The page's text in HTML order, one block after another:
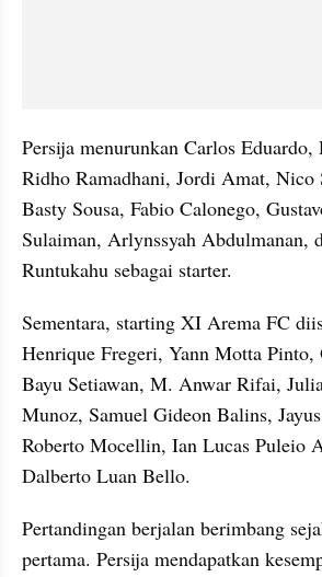
Persija menurunkan Carlos
Ridho Ramadhani, Jordi Amat, Nico
Basty Sousa, Fabio Calonego,
Sulaiman, Arlynssyah Abdulmanan,
Runtukahu sebagai starter.
Sementara, starting XI Arema FC
Henrique Fregeri, Yann Motta Pinto,
Bayu Setiawan, M. Anwar Rifai,
Munoz, Samuel Gideon Balins,
Roberto Mocellin, Ian Lucas Puleio
Dalberto Luan Bello.
Pertandingan berjalan berimbang
pertama. Persija mendapatkan